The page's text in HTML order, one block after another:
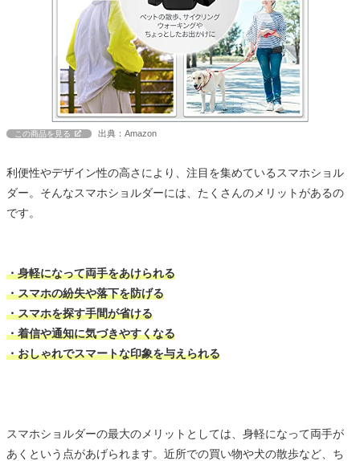
この商品を見る 出典：Amazon
利便性やデザイン性の高さにより、注目を集めているスマホショル
ダー。そんなスマホショルダーには、たくさんのメリットがあるの
です。
・身軽になって両手をあけられる
・スマホの紛失や落下を防げる
・スマホを探す手間が省ける
・着信や通知に気づきやすくなる
・おしゃれでスマートな印象を与えられる
スマホショルダーの最大のメリットとしては、身軽になって両手が
あくという点があげられます。近所での買い物や犬の散歩など、ち